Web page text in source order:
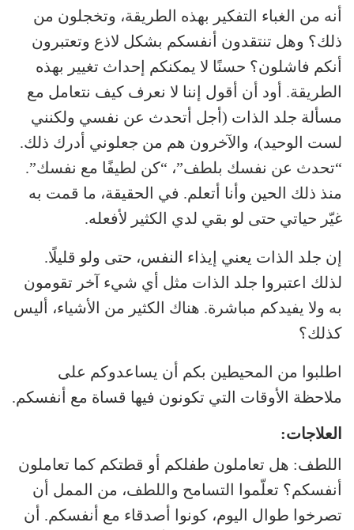
أنه من الغباء التفكير بهذه الطريقة، وتخجلون من
ذلك؟ وهل تنتقدون أنفسكم بشكل لاذع وتعتبرون
أنكم فاشلون؟ حسنًا لا يمكنكم إحداث تغيير بهذه
الطريقة. أود أن أقول إننا لا نعرف كيف نتعامل مع
مسألة جلد الذات (أجل أتحدث عن نفسي ولكنني
لست الوحيد)، والآخرون هم من جعلوني أدرك ذلك.
“تحدث عن نفسك بلطف”، “كن لطيفًا مع نفسك”.
منذ ذلك الحين وأنا أتعلم. في الحقيقة، ما قمت به
غيّر حياتي حتى لو بقي لدي الكثير لأفعله.
إن جلد الذات يعني إيذاء النفس، حتى ولو قليلًا.
لذلك اعتبروا جلد الذات مثل أي شيء آخر تقومون
به ولا يفيدكم مباشرة. هناك الكثير من الأشياء، أليس
كذلك؟
اطلبوا من المحيطين بكم أن يساعدوكم على
ملاحظة الأوقات التي تكونون فيها قساة مع أنفسكم.
العلاجات:
اللطف: هل تعاملون طفلكم أو قطتكم كما تعاملون
أنفسكم؟ تعلّموا التسامح واللطف، من الممل أن
تصرخوا طوال اليوم، كونوا أصدقاء مع أنفسكم. أن